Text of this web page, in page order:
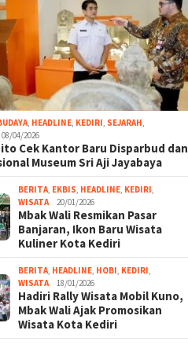
, HEADLINE, KEDIRI, SEJARAH,
08/04/2026
Cek Kantor Baru Disparbud dan
Museum Sri Aji Jayabaya
BERITA, EKBIS, HEADLINE, KEDIRI,
WISATA
20/01/2026
Mbak Wali Resmikan Pasar
Banjaran, Ikon Baru Wisata
Kuliner Kota Kediri
BERITA, HEADLINE, HOBI, KEDIRI,
WISATA
18/01/2026
Hadiri Rally Wisata Mobil Kuno,
Mbak Wali Ajak Promosikan
Wisata Kota Kediri